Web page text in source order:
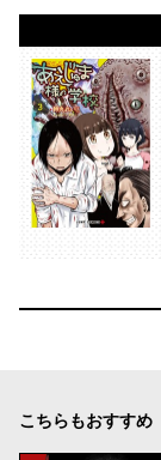
こちらもおすすめ